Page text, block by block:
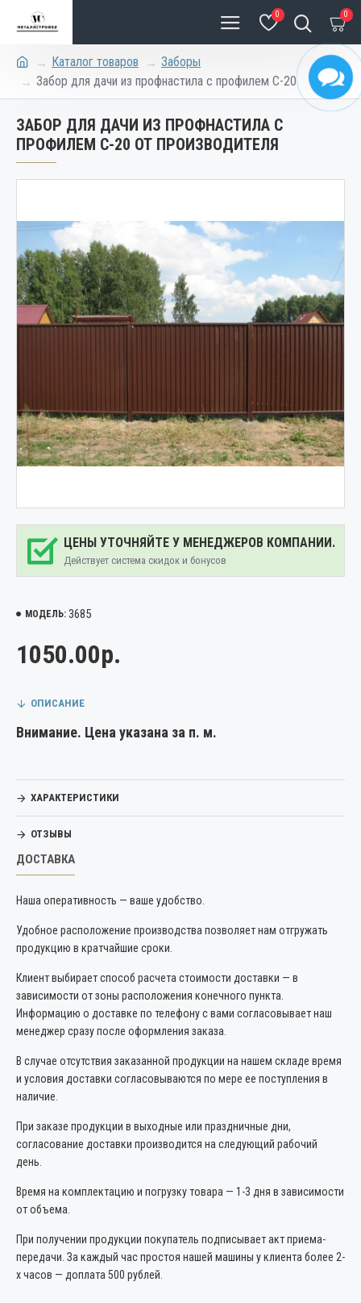
0 0
Каталог товаров
Заборы
Забор для дачи из профнастила c профилем С-20
ЗАБОР ДЛЯ ДАЧИ ИЗ ПРОФНАСТИЛА C
ПРОФИЛЕМ С-20 ОТ ПРОИЗВОДИТЕЛЯ
ЦЕНЫ УТОЧНЯЙТЕ У МЕНЕДЖЕРОВ КОМПАНИИ.
Действует система скидок и бонусов
МОДЕЛЬ: 3685
1050.00р.
ОПИСАНИЕ
Внимание. Цена указана за п. м.
ХАРАКТЕРИСТИКИ
ОТЗЫВЫ
ДОСТАВКА
Наша оперативность — ваше удобство.
Удобное расположение производства позволяет нам отгружать
продукцию в кратчайшие сроки.
Клиент выбирает способ расчета стоимости доставки — в
зависимости от зоны расположения конечного пункта.
Информацию о доставке по телефону с вами согласовывает наш
менеджер сразу после оформления заказа.
В случае отсутствия заказанной продукции на нашем складе время
и условия доставки согласовываются по мере ее поступления в
наличие.
При заказе продукции в выходные или праздничные дни,
согласование доставки производится на следующий рабочий
день.
Время на комплектацию и погрузку товара — 1-3 дня в зависимости
от объема.
При получении продукции покупатель подписывает акт приема-
передачи. За каждый час простоя нашей машины у клиента более 2-
х часов — доплата 500 рублей.